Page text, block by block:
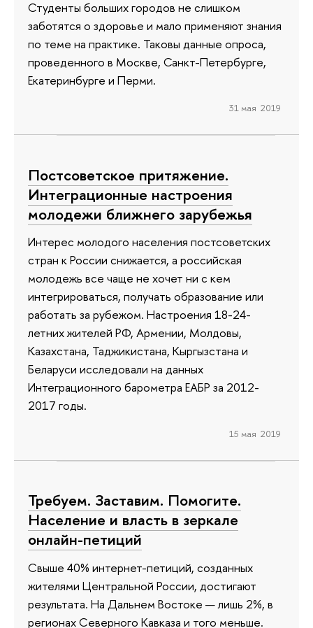
Студенты больших городов не слишком
заботятся о здоровье и мало применяют знания
по теме на практике. Таковы данные опроса,
проведенного в Москве, Санкт-Петербурге,
Екатеринбурге и Перми.
31 мая 2019
Постсоветское притяжение.
Интеграционные настроения
молодежи ближнего зарубежья
Интерес молодого населения постсоветских
стран к России снижается, а российская
молодежь все чаще не хочет ни с кем
интегрироваться, получать образование или
работать за рубежом. Настроения 18-24-
летних жителей РФ, Армении, Молдовы,
Казахстана, Таджикистана, Кыргызстана и
Беларуси исследовали на данных
Интеграционного барометра ЕАБР за 2012-
2017 годы.
15 мая 2019
Требуем. Заставим. Помогите.
Население и власть в зеркале
онлайн-петиций
Свыше 40% интернет-петиций, созданных
жителями Центральной России, достигают
результата. На Дальнем Востоке — лишь 2%, в
регионах Северного Кавказа и того меньше.